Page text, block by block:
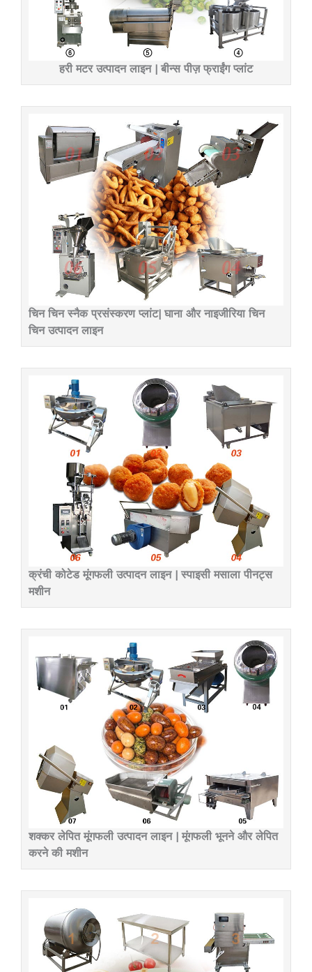
हरी मटर उत्पादन लाइन | बीन्स पीज़ फ्राईंग प्लांट
चिन चिन स्नैक प्रसंस्करण प्लांट| घाना और नाइजीरिया चिन
चिन उत्पादन लाइन
क्रंची कोटेड मूंगफली उत्पादन लाइन | स्पाइसी मसाला पीनट्स
मशीन
शक्कर लेपित मूंगफली उत्पादन लाइन | मूंगफली भूनने और लेपित
करने की मशीन